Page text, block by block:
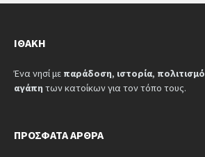
ΙΘΆΚΗ
Ένα νησί με παράδοση, ιστορία, πολιτισμό
αγάπη των κατοίκων για τον τόπο τους.
ΠΡΌΣΦΑΤΑ ΆΡΘΡΑ